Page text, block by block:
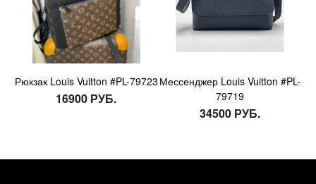
Рюкзак Louis Vuitton #PL-79723
16900 РУБ.
Мессенджер Louis Vuitton #PL-
79719
34500 РУБ.